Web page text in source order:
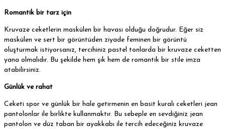
Romantik bir tarz için
Kruvaze ceketlerin maskülen bir havası olduğu doğrudur. Eğer siz
maskülen ve sert bir görüntüden ziyade feminen bir görüntü
oluşturmak istiyorsanız, tercihiniz pastel tonlarda bir kruvaze ceketten
yana olmalıdır. Bu şekilde hem şık hem de romantik bir stile imza
atabilirsiniz.
Günlük ve rahat
Ceketi spor ve günlük bir hale getirmenin en basit kuralı ceketleri jean
pantolonlar ile birlikte kullanmaktır. Bu sebeple en sevdiğiniz jean
pantolon ve düz taban bir ayakkabı ile tercih edeceğiniz kruvaze